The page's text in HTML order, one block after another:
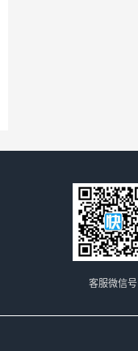
客服微信号